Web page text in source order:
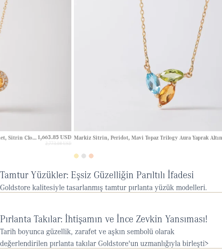
USD Markiz Sitrin, Peridot, Mavi Topaz Trilogy Aura Yaprak Altın Kolye514.06 USD
Tamtur Yüzükler: Eşsiz Güzelliğin Parıltılı İfadesi
Goldstore kalitesiyle tasarlanmış tamtur pırlanta yüzük modelleri.
Pırlanta Takılar: İhtişamın ve İnce Zevkin Yansıması!
Tarih boyunca güzellik, zarafet ve aşkın sembolü olarak
değerlendirilen pırlanta takılar Goldstore'un uzmanlığıyla birleşti>